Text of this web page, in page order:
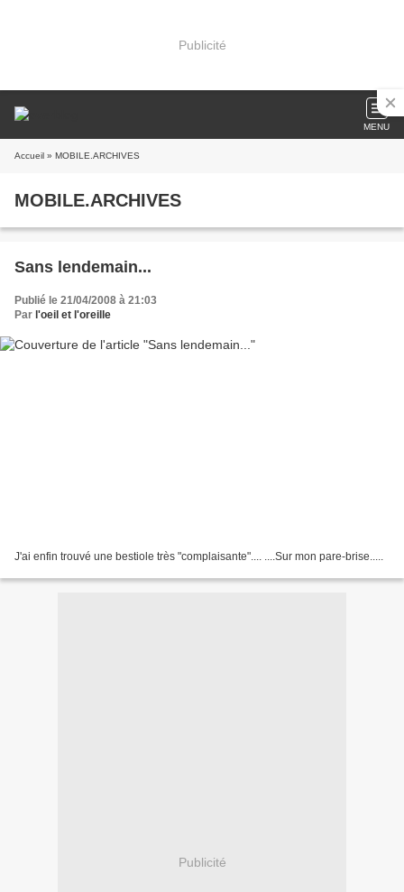
Publicité
MENU
Accueil » MOBILE.ARCHIVES
MOBILE.ARCHIVES
Sans lendemain...
Publié le 21/04/2008 à 21:03
Par l'oeil et l'oreille
J'ai enfin trouvé une bestiole très "complaisante".... ....Sur mon pare-brise.....
Publicité